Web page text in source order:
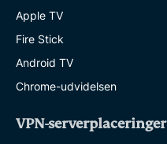
Apple TV
Fire Stick
Android TV
Chrome-udvidelsen
VPN-serverplaceringer